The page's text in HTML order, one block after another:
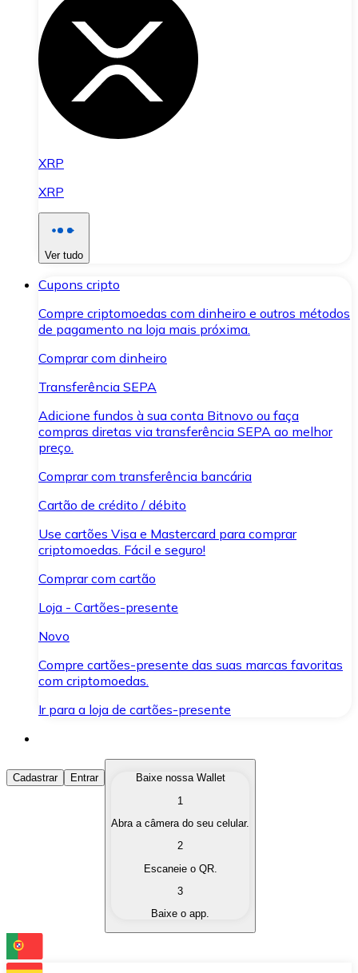
XRP
XRP
Ver tudo
Cupons cripto
Compre criptomoedas com dinheiro e outros métodos
de pagamento na loja mais próxima.
Comprar com dinheiro
Transferência SEPA
Adicione fundos à sua conta Bitnovo ou faça
compras diretas via transferência SEPA ao melhor
preço.
Comprar com transferência bancária
Cartão de crédito / débito
Use cartões Visa e Mastercard para comprar
criptomoedas. Fácil e seguro!
Comprar com cartão
Loja - Cartões-presente
Novo
Compre cartões-presente das suas marcas favoritas
com criptomoedas.
Ir para a loja de cartões-presente
Comprar Criptomoedas
Compre as criptomoedas de seu interesse de forma
Converta suas criptomoedas em moeda fiduciária
Troque uma criptomoeda por outra
Cadastrar Entrar
Baixe nossa Wallet
1
Abra a câmera do seu celular.
2
Escaneie o QR.
3
Baixe o app.